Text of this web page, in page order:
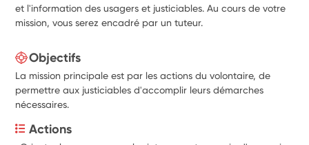
et l'information des usagers et justiciables. Au cours de votre
mission, vous serez encadré par un tuteur.
Objectifs
La mission principale est par les actions du volontaire, de
permettre aux justiciables d'accomplir leurs démarches
nécessaires.
Actions